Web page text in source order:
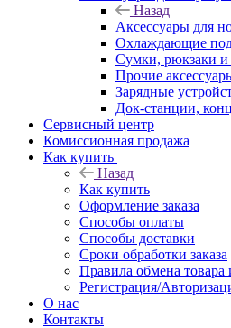
Назад
Аксессуары для
Охлаждающие
Сумки, рюкзаки и
Прочие
Зарядные
Док-станции,
Сервисный центр
Комиссионная продажа
Как купить
Назад
Как купить
Оформление заказа
Способы оплаты
Способы доставки
Сроки обработки заказа
Правила обмена товара
Регистрация/
О нас
Контакты